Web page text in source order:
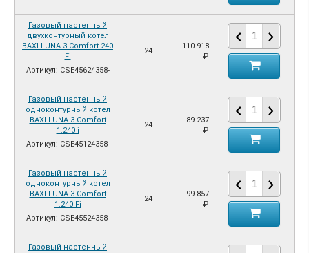
Газовый настенный
двухконтурный котел
BAXI LUNA 3 Comfort 240
Fi
Артикул: CSE45624358-
24
110 918
₽
Газовый настенный
одноконтурный котел
BAXI LUNA 3 Comfort
1.240 i
Артикул: CSE45124358-
24
89 237
₽
Газовый настенный
одноконтурный котел
BAXI LUNA 3 Comfort
1.240 Fi
Артикул: CSE45524358-
24
99 857
₽
Газовый настенный